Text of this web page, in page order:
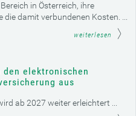
in Österreich, ihre
die damit verbundenen Kosten. ...
weiterlesen
den elektronischen
aus
ab 2027 weiter erleichtert ...